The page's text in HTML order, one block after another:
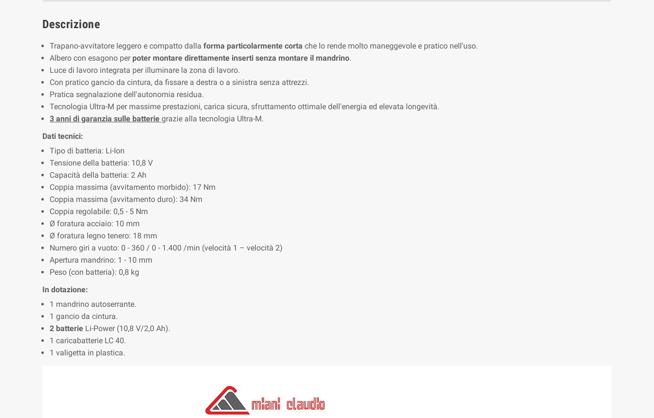
Descrizione
Trapano-avvitatore leggero e compatto dalla forma particolarmente corta che lo rende molto maneggevole e pratico nell'uso.
Albero con esagono perpoter montare direttamente inserti senza montare il mandrino.
Luce di lavoro integrata per illuminare la zona di lavoro.
Con pratico gancio da cintura, da fissare a destra o a sinistra senza attrezzi.
Pratica segnalazione dell'autonomia residua.
Tecnologia Ultra-M per massime prestazioni, carica sicura, sfruttamento ottimale dell'energia ed elevata longevità.
3 anni di garanzia sulle batterie grazie alla tecnologia Ultra-M.
Dati tecnici:
Tipo di batteria: Li-Ion
Tensione della batteria: 10,8 V
Capacità della batteria: 2 Ah
Coppia massima (avvitamento morbido): 17 Nm
Coppia massima (avvitamento duro): 34 Nm
Coppia regolabile: 0,5 - 5 Nm
Ø foratura acciaio: 10 mm
Ø foratura legno tenero: 18 mm
Numero giri a vuoto: 0 - 360 / 0 - 1.400 /min (velocità 1 – velocità 2)
Apertura mandrino: 1 - 10 mm
Peso (con batteria): 0,8 kg
In dotazione:
1 mandrino autoserrante.
1 gancio da cintura.
2 batterie Li-Power (10,8 V/2,0 Ah).
1 caricabatterie LC 40.
1 valigetta in plastica.